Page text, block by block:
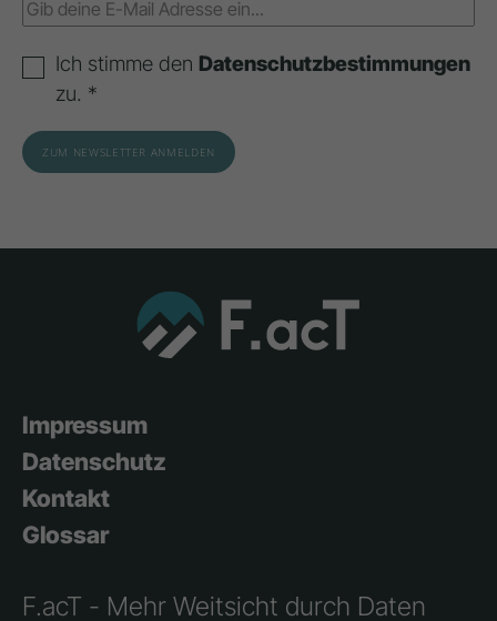
Ich stimme den Datenschutzbestimmungen
zu. *
Impressum
Datenschutz
Kontakt
Glossar
F.acT - Mehr Weitsicht durch Daten